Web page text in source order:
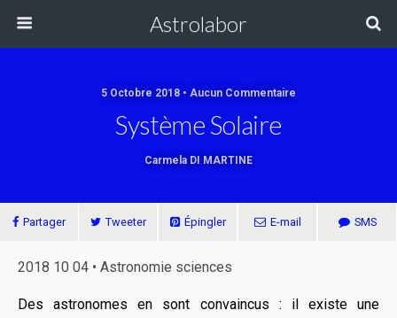
Astrolabor
5 Octobre 2018 • Aucun Commentaire
Système Solaire
Carmela DI MARTINE
Partager Tweeter Épingler E-mail SMS
2018 10 04 • Astronomie sciences
Des astronomes en sont convaincus : il existe une